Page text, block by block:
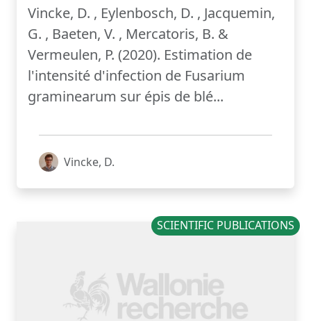
Vincke, D. , Eylenbosch, D. , Jacquemin,
G. , Baeten, V. , Mercatoris, B. &
Vermeulen, P. (2020). Estimation de
l'intensité d'infection de Fusarium
graminearum sur épis de blé...
Vincke, D.
SCIENTIFIC PUBLICATIONS